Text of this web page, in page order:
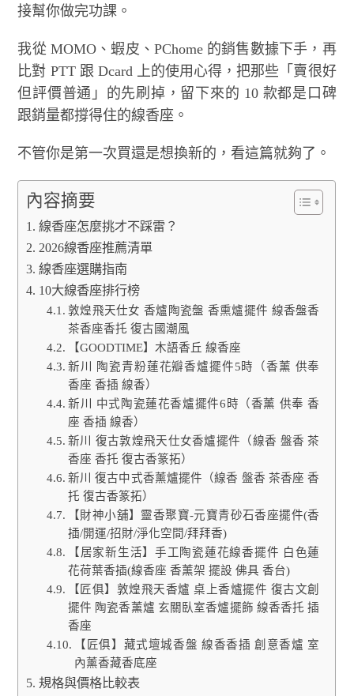
接幫你做完功課。
我從 MOMO、蝦皮、PChome 的銷售數據下手，再
比對 PTT 跟 Dcard 上的使用心得，把那些「賣很好
但評價普通」的先刷掉，留下來的 10 款都是口碑
跟銷量都撐得住的線香座。
不管你是第一次買還是想換新的，看這篇就夠了。
內容摘要
線香座怎麼挑才不踩雷？
2026線香座推薦清單
線香座選購指南
10大線香座排行榜
敦煌飛天仕女 香爐陶瓷盤 香熏爐擺件 線香盤香
茶香座香托 復古國潮風
【GOODTIME】木語香丘 線香座
新川 陶瓷青粉蓮花瓣香爐擺件5時（香薰 供奉
香座 香插 線香）
新川 中式陶瓷蓮花香爐擺件6時（香薰 供奉 香
座 香插 線香）
新川 復古敦煌飛天仕女香爐擺件（線香 盤香 茶
香座 香托 復古香篆拓）
新川 復古中式香薰爐擺件（線香 盤香 茶香座 香
托 復古香篆拓）
【財神小舖】靈香聚寶-元寶青砂石香座擺件(香
插/開運/招財/淨化空間/拜拜香)
【居家新生活】手工陶瓷蓮花線香擺件 白色蓮
花荷葉香插(線香座 香薰架 擺設 佛具 香台)
【匠俱】敦煌飛天香爐 桌上香爐擺件 復古文創
擺件 陶瓷香薰爐 玄關臥室香爐擺飾 線香香托 插
香座
【匠俱】藏式壇城香盤 線香香插 創意香爐 室
內薰香藏香底座
規格與價格比較表